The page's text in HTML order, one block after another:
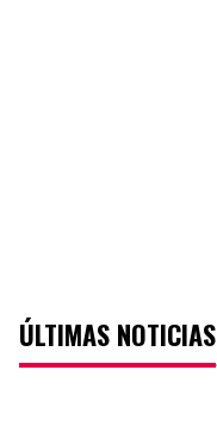
ÚLTIMAS NOTICIAS